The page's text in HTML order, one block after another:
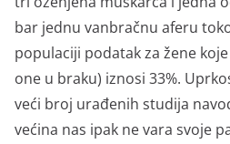
bar jednu vanbračnu aferu
populaciji podatak za žene
one u braku) iznosi 33%.
veći broj urađenih studija
većina nas ipak ne vara svoje